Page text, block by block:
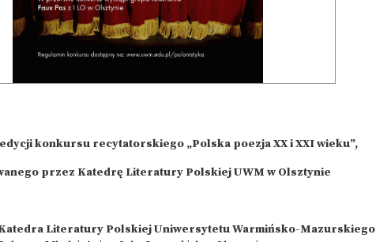
konkursu recytatorskiego „Polska poezja XX i XXI wieku”,
przez Katedrę Literatury Polskiej UWM w Olsztynie
Literatury Polskiej Uniwersytetu Warmińsko-Mazurskiego